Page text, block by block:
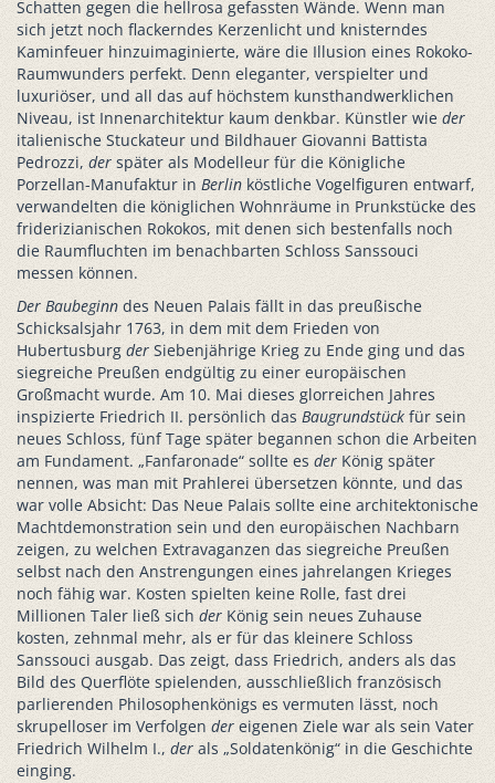
Schatten gegen die hellrosa gefassten Wände. Wenn man
sich jetzt noch flackerndes Kerzenlicht und knisterndes
Kaminfeuer hinzuimaginierte, wäre die Illusion eines Rokoko-
Raumwunders perfekt. Denn eleganter, verspielter und
luxuriöser, und all das auf höchstem kunsthandwerklichen
Niveau, ist Innenarchitektur kaum denkbar. Künstler wie der
italienische Stuckateur und Bildhauer Giovanni Battista
Pedrozzi, der später als Modelleur für die Königliche
Porzellan-Manufaktur in Berlin köstliche Vogelfiguren entwarf,
verwandelten die königlichen Wohnräume in Prunkstücke des
friderizianischen Rokokos, mit denen sich bestenfalls noch
die Raumfluchten im benachbarten Schloss Sanssouci
messen können.
Der Baubeginn des Neuen Palais fällt in das preußische
Schicksalsjahr 1763, in dem mit dem Frieden von
Hubertusburg der Siebenjährige Krieg zu Ende ging und das
siegreiche Preußen endgültig zu einer europäischen
Großmacht wurde. Am 10. Mai dieses glorreichen Jahres
inspizierte Friedrich II. persönlich das Baugrundstück für sein
neues Schloss, fünf Tage später begannen schon die Arbeiten
am Fundament. „Fanfaronade“ sollte es der König später
nennen, was man mit Prahlerei übersetzen könnte, und das
war volle Absicht: Das Neue Palais sollte eine architektonische
Machtdemonstration sein und den europäischen Nachbarn
zeigen, zu welchen Extravaganzen das siegreiche Preußen
selbst nach den Anstrengungen eines jahrelangen Krieges
noch fähig war. Kosten spielten keine Rolle, fast drei
Millionen Taler ließ sich der König sein neues Zuhause
kosten, zehnmal mehr, als er für das kleinere Schloss
Sanssouci ausgab. Das zeigt, dass Friedrich, anders als das
Bild des Querflöte spielenden, ausschließlich französisch
parlierenden Philosophenkönigs es vermuten lässt, noch
skrupelloser im Verfolgen der eigenen Ziele war als sein Vater
Friedrich Wilhelm I., der als „Soldatenkönig“ in die Geschichte
einging.